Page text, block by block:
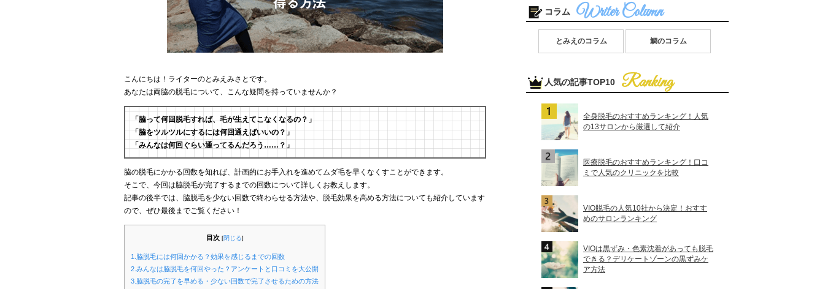
こんにちは！ライターのとみえみさとです。
あなたは両脇の脱毛について、こんな疑問を持っていませんか？
「脇って何回脱毛すれば、毛が生えてこなくなるの？」
「脇をツルツルにするには何回通えばいいの？」
「みんなは何回ぐらい通ってるんだろう……？」
脇の脱毛にかかる回数を知れば、計画的にお手入れを進めてムダ毛を早くなくすことができます。
そこで、今回は脇脱毛が完了するまでの回数について詳しくお教えします。
記事の後半では、脇脱毛を少ない回数で終わらせる方法や、脱毛効果を高める方法についても紹介しています
ので、ぜひ最後までご覧ください！
目次 [閉じる]
1.脇脱毛には何回かかる？効果を感じるまでの回数
2.みんなは脇脱毛を何回やった？アンケートと口コミを大公開
3.脇脱毛の完了を早める・少ない回数で完了させるための方法
コラム
とみえのコラム 鯛のコラム
人気の記事TOP10
全身脱毛のおすすめランキング！人気
の13サロンから厳選して紹介
医療脱毛のおすすめランキング！口コ
ミで人気のクリニックを比較
VIO脱毛の人気10社から決定！おすす
めのサロンランキング
VIOは黒ずみ・色素沈着があっても脱毛
できる？デリケートゾーンの黒ずみケ
ア方法